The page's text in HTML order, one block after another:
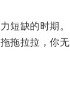
短缺的时期。
拖拉拉，你无